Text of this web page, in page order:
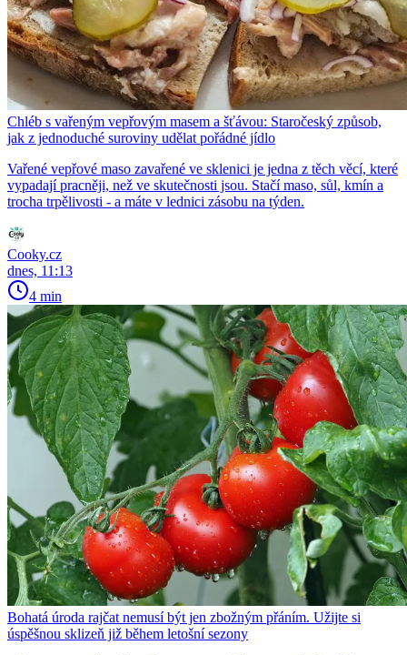
Chléb s vařeným vepřovým masem a šťávou: Staročeský způsob,
jak z jednoduché suroviny udělat pořádné jídlo
Vařené vepřové maso zavařené ve sklenici je jedna z těch věcí, které
vypadají pracněji, než ve skutečnosti jsou. Stačí maso, sůl, kmín a
trocha trpělivosti - a máte v lednici zásobu na týden.
Cooky.cz
dnes, 11:13
4 min
Bohatá úroda rajčat nemusí být jen zbožným přáním. Užijte si
úspěšnou sklizeň již během letošní sezony